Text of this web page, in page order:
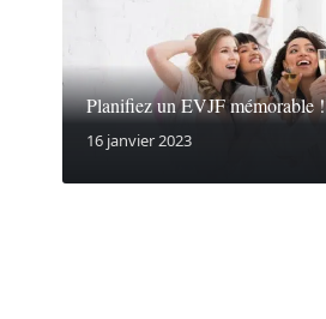
Planifiez un EVJF mémorable !
16 janvier 2023